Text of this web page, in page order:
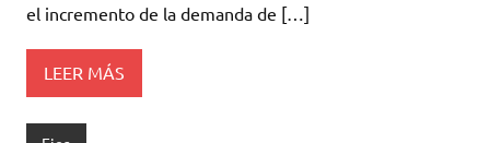
el incremento de la demanda de […]
LEER MÁS